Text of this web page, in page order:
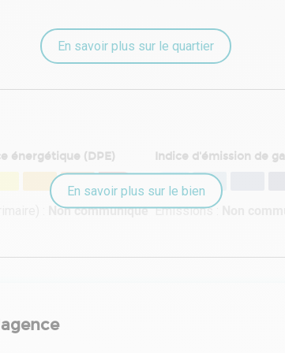
En savoir plus sur le quartier
énergétique (DPE)
Non communiqué
Indice d'émission de
Émissions :
En savoir plus sur le bien